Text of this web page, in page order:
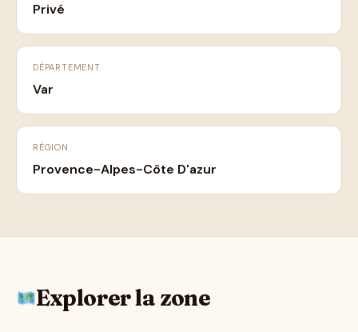
Privé
DÉPARTEMENT
Var
RÉGION
Provence-Alpes-Côte D'azur
Explorer la zone